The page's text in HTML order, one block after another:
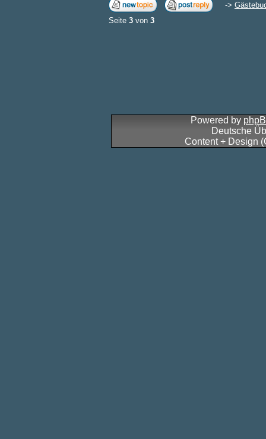
->
Seite 3 von 3
Powered by
Deutsche
Content + Design